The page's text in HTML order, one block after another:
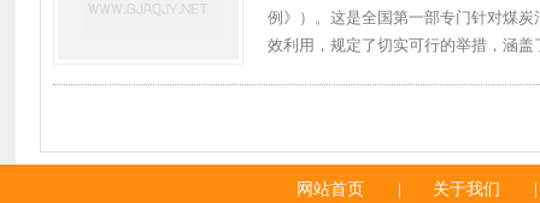
例》）。这是全国第一部专门针对煤
效利用，规定了切实可行的举措，涵盖
网站首页 关于我们